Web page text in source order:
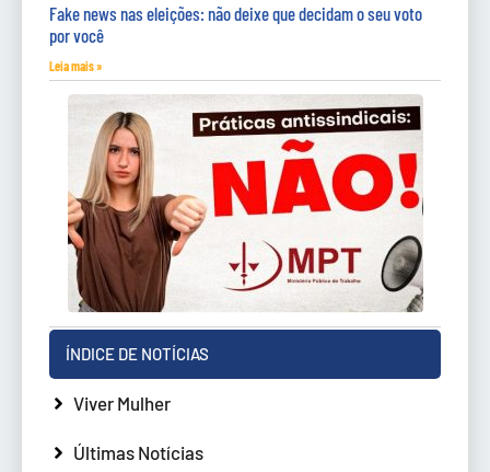
Fake news nas eleições: não deixe que decidam o seu voto
por você
Leia mais »
ÍNDICE DE NOTÍCIAS
Viver Mulher
Últimas Notícias